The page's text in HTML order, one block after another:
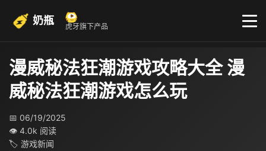
奶瓶 虎牙旗下产品
漫威秘法狂潮游戏攻略大全 漫
威秘法狂潮游戏怎么玩
📅 06/19/2025
👁 4.0k 阅读
🏷 游戏新闻